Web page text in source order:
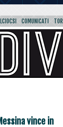
COMUNICATI
vince in